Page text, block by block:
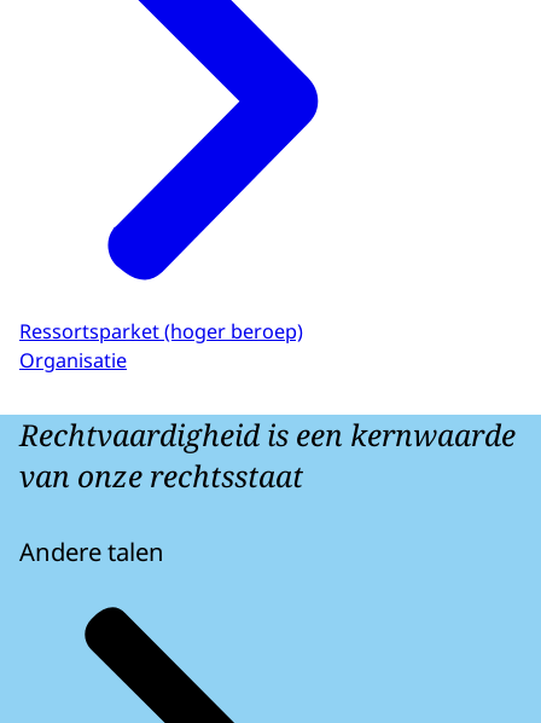
Ressortsparket (hoger beroep)
Organisatie
Rechtvaardigheid is een kernwaarde
van onze rechtsstaat
Andere talen